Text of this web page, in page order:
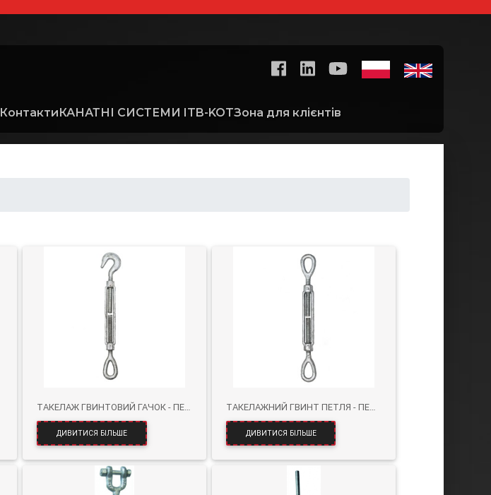
КонтактиКАНАТНІ СИСТЕМИ ITB-KOTЗона для клієнтів
ТАКЕЛАЖ ГВИНТОВИЙ ГАЧОК - ПЕТЛЯ
ДИВИТИСЯ БІЛЬШЕ
ТАКЕЛАЖНИЙ ГВИНТ ПЕТЛЯ - ПЕТЛЯ
ДИВИТИСЯ БІЛЬШЕ